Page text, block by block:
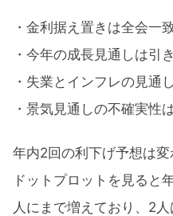
・金利据え置きは全会一
・今年の成長見通しは引
・失業とインフレの見通
・景気見通しの不確実性
年内2回の利下げ予想は
ドットプロットを見ると
人にまで増えており、2人